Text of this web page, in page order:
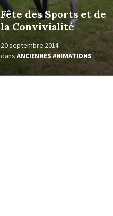
Fête des Sports et de
la Convivialité
20 septembre 2014
dans ANCIENNES ANIMATIONS